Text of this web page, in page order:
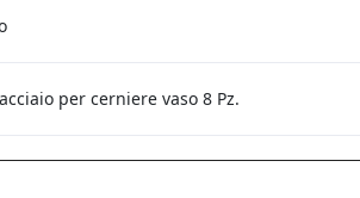
per cerniere vaso 8 Pz.